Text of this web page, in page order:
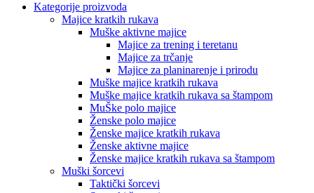
Kategorije proizvoda
Majice kratkih rukava
Muške aktivne majice
Majice za trening i teretanu
Majice za trčanje
Majice za planinarenje i prirodu
Muške majice kratkih rukava
Muške majice kratkih rukava sa štampom
MuŠke polo majice
Ženske polo majice
Ženske majice kratkih rukava
Ženske aktivne majice
Ženske majice kratkih rukava sa štampom
Muški šorcevi
Taktički šorcevi